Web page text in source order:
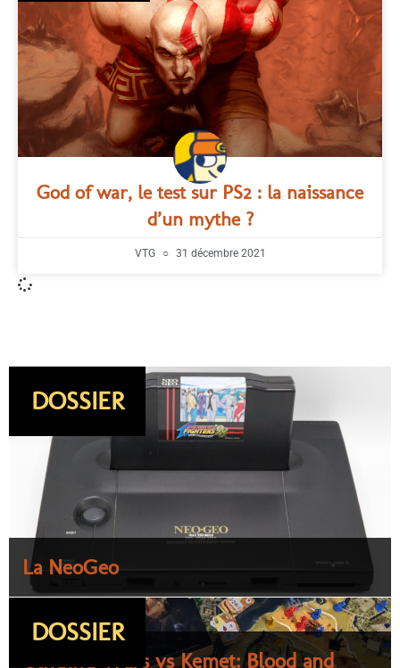
God of war, le test sur PS2 : la naissance
d’un mythe ?
VTG 31 décembre 2021
DOSSIER
La NeoGeo
DOSSIER
Cthulhu Wars vs Kemet: Blood and